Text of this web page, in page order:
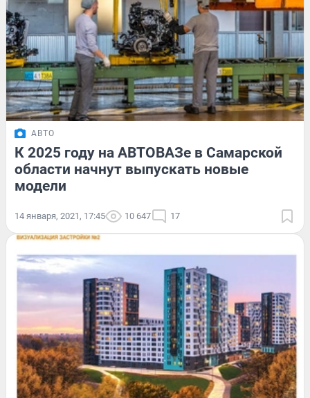
АВТО
К 2025 году на АВТОВАЗе в Самарской
области начнут выпускать новые
модели
14 января, 2021, 17:45 10 647 17